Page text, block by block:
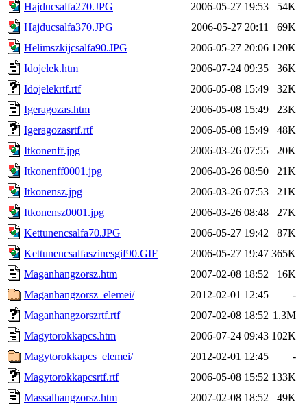
Hajducsalfa270.JPG
2006-05-27 19:53
54K
Hajducsalfa370.JPG
2006-05-27 20:11
69K
Helimszkijcsalfa90.JPG
2006-05-27 20:06 120K
Idojelek.htm
2006-07-24 09:35
36K
Idojelekrtf.rtf
2006-05-08 15:49
32K
Igeragozas.htm
2006-05-08 15:49
23K
Igeragozasrtf.rtf
2006-05-08 15:49
48K
Itkonenff.jpg
2006-03-26 07:55
20K
Itkonenff0001.jpg
2006-03-26 08:50
21K
Itkonensz.jpg
2006-03-26 07:53
21K
Itkonensz0001.jpg
2006-03-26 08:48
27K
Kettunencsalfa70.JPG
2006-05-27 19:42
87K
Kettunencsalfaszinesgif90.GIF
2006-05-27 19:47 365K
Maganhangzorsz.htm
2007-02-08 18:52
16K
Maganhangzorsz_elemei/
2012-02-01 12:45
-
Maganhangzorszrtf.rtf
2007-02-08 18:52 1.3M
Magytorokkapcs.htm
2006-07-24 09:43 102K
Magytorokkapcs_elemei/
2012-02-01 12:45
-
Magytorokkapcsrtf.rtf
2006-05-08 15:52 133K
Massalhangzorsz.htm
2007-02-08 18:52
49K